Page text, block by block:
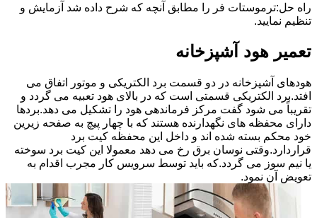
راه حل:ترموستات فر را مطابق آنچه که شرح داده شد آزمایش و
تنظیم نمایید.
تعمیر هود آشپزخانه
هودهای آشپزخانه در دو قسمت برد الکتریکی و موتور اتفاق می
افتد.برد الکتریکی قسمتی است که در بالای هود تعبیه می گردد و
تقریباً می شود گفت مرکز فرماندهی هود را تشکیل می دهد.بردها
دارای محفظه های نگهدارنده هستند که با چهار پیچ به صفحه زیرین
خود محکم بسته شده اند و داخل این محفظه کیت برد
قراردارد.وقتی نوسان برق رخ می دهد معمولا این کیت برد سوخته
یا نیم سوز می گردد.که باید توسط سرویس کار مجرب اقدام به
تعویض آن نمود.